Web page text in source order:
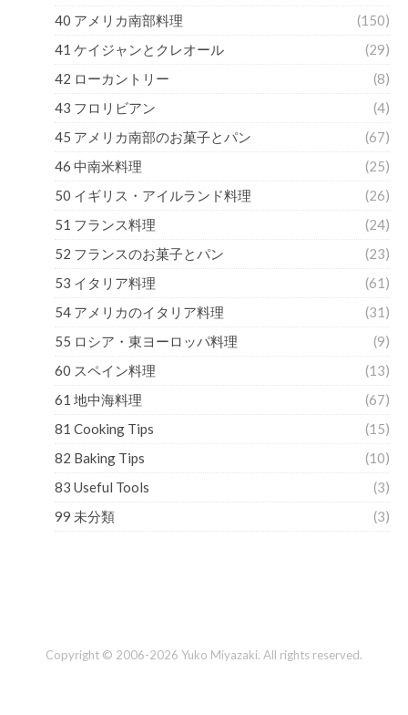
40 アメリカ南部料理
(150)
41 ケイジャンとクレオール
(29)
42 ローカントリー
(8)
43 フロリビアン
(4)
45 アメリカ南部のお菓子とパン
(67)
46 中南米料理
(25)
50 イギリス・アイルランド料理
(26)
51 フランス料理
(24)
52 フランスのお菓子とパン
(23)
53 イタリア料理
(61)
54 アメリカのイタリア料理
(31)
55 ロシア・東ヨーロッパ料理
(9)
60 スペイン料理
(13)
61 地中海料理
(67)
81 Cooking Tips
(15)
82 Baking Tips
(10)
83 Useful Tools
(3)
99 未分類
(3)
Copyright © 2006-2026 Yuko Miyazaki. All rights reserved.